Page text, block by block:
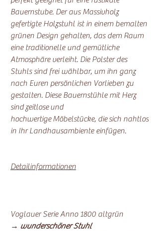
Bauernstube. Der aus Massivholz
gefertigte Holzstuhl ist in einem bemalten
grünen Design gehalten, das dem Raum
eine traditionelle und gemütliche
Atmosphäre verleiht. Die Polster des
Stuhls sind frei wählbar, um ihn ganz
nach Euren persönlichen Vorlieben zu
gestalten. Diese Bauernstühle mit Herz
sind zeitlose und
hochwertige Möbelstücke, die sich nahtlos
in Ihr Landhausambiente einfügen.
Detailinformationen
Voglauer Serie Anno 1800 altgrün
→ wunderschöner Stuhl